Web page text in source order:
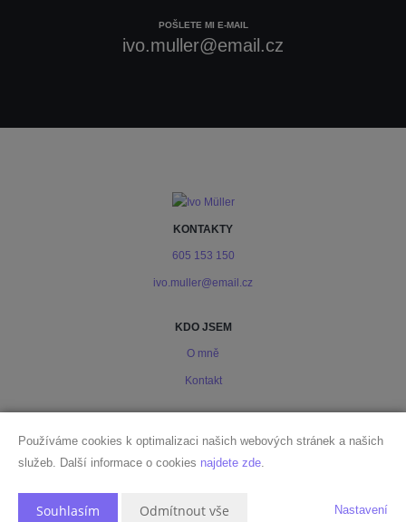
POŠLETE MI E-MAIL
ivo.muller@email.cz
KONTAKTY
605 153 150
ivo.muller@email.cz
KDO JSEM
O mně
Kontakt
Ochrana osobních údajů
Používáme cookies k optimalizaci našich webových stránek a našich
služeb. Další informace o cookies najdete zde.
Souhlasím Odmítnout vše Nastavení